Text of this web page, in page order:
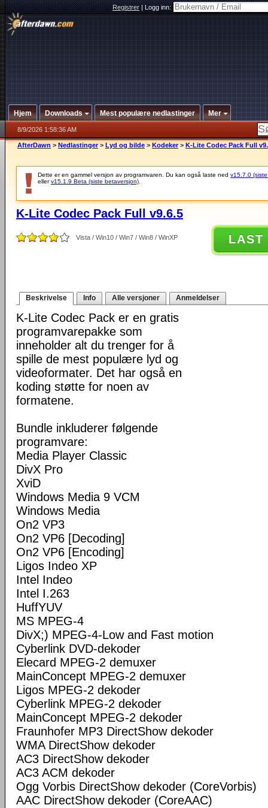
Registrer|Logg inn:
Hjem Downloads Mest populære nedlastinger Mer
8/9/2026 1:58:36 AM
AfterDawn > Nedlastinger > Lyd og bilde > Kodeker > K-Lite Codec Pack Full
Dette er en gammel versjon av programvaren. Du kan også laste ned v15.7.0
ellerv15.1.9 Beta (siste betaversjon)
K-Lite Codec Pack Full v9.6.5
Vista / Win10 / Win7 / Win8 / WinXP LAST
Beskrivelse Info Alle versjoner Anmeldelser
K-Lite Codec Pack er en gratis
programvarepakke som
inneholder alt du trenger for å
spille de mest populære lyd og
videoformater. Det har også en
koding støtte for noen av
formatene.
Bundle inkluderer følgende
programvare:
Media Player Classic
DivX Pro
XviD
Windows Media 9 VCM
Windows Media
On2 VP3
On2 VP6 [Decoding]
On2 VP6 [Encoding]
Ligos Indeo XP
Intel Indeo
Intel I.263
HuffYUV
MS MPEG-4
DivX;) MPEG-4-Low and Fast motion
Cyberlink DVD-dekoder
Elecard MPEG-2 demuxer
MainConcept MPEG-2 demuxer
Ligos MPEG-2 dekoder
Cyberlink MPEG-2 dekoder
MainConcept MPEG-2 dekoder
Fraunhofer MP3 DirectShow dekoder
WMA DirectShow dekoder
AC3 DirectShow dekoder
AC3 ACM dekoder
Ogg Vorbis DirectShow dekoder (CoreVorbis)
AAC DirectShow dekoder (CoreAAC)